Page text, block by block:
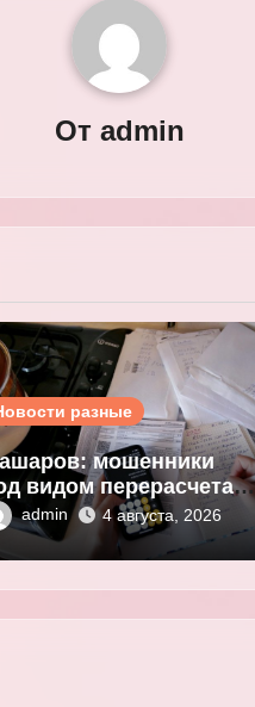
От admin
разные
мошенники
видом перерасчета
за ЖКУ
данные
admin 4 августа, 2026